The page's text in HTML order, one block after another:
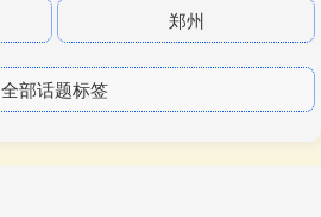
郑州
全部话题标签